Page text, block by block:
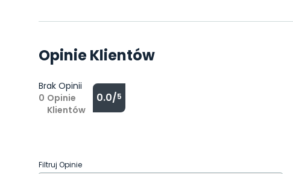
Opinie Klientów
Brak Opinii
0 Opinie
Klientów
0.0/5
Filtruj Opinie